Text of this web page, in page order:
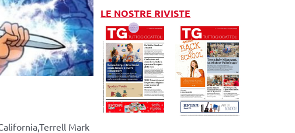
Mark
LE NOSTRE RIVISTE